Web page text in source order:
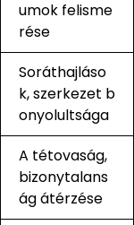
umok felisme
rése
Soráthajláso
k, szerkezet b
onyolultsága
A tétovaság,
bizonytalans
ág átérzése